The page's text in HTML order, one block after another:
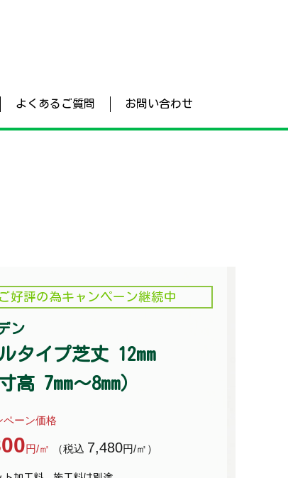
よくあるご質問 お問い合わせ
ご好評の為キャンペーン継続中
ン
タイプ芝丈 12mm
高 7mm～8mm）
ペーン価格
円/㎡ （税込 7,480円/㎡）